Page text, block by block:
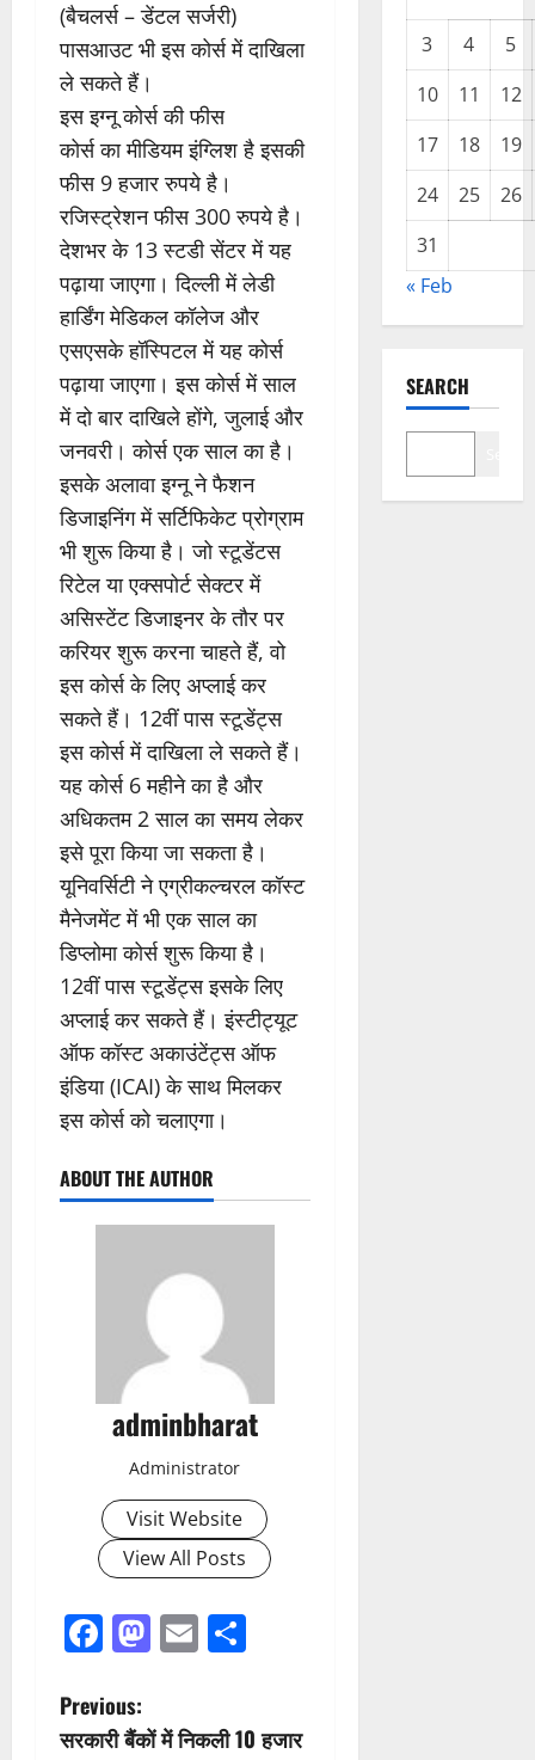
(बैचलर्स – डेंटल सर्जरी)
पासआउट भी इस कोर्स में दाखिला
ले सकते हैं।
इस इग्नू कोर्स की फीस
कोर्स का मीडियम इंग्लिश है इसकी
फीस 9 हजार रुपये है।
रजिस्ट्रेशन फीस 300 रुपये है।
देशभर के 13 स्टडी सेंटर में यह
पढ़ाया जाएगा। दिल्ली में लेडी
हार्डिंग मेडिकल कॉलेज और
एसएसके हॉस्पिटल में यह कोर्स
पढ़ाया जाएगा। इस कोर्स में साल
में दो बार दाखिले होंगे, जुलाई और
जनवरी। कोर्स एक साल का है।
इसके अलावा इग्नू ने फैशन
डिजाइनिंग में सर्टिफिकेट प्रोग्राम
भी शुरू किया है। जो स्टूडेंटस
रिटेल या एक्सपोर्ट सेक्टर में
असिस्टेंट डिजाइनर के तौर पर
करियर शुरू करना चाहते हैं, वो
इस कोर्स के लिए अप्लाई कर
सकते हैं। 12वीं पास स्टूडेंट्स
इस कोर्स में दाखिला ले सकते हैं।
यह कोर्स 6 महीने का है और
अधिकतम 2 साल का समय लेकर
इसे पूरा किया जा सकता है।
यूनिवर्सिटी ने एग्रीकल्चरल कॉस्ट
मैनेजमेंट में भी एक साल का
डिप्लोमा कोर्स शुरू किया है।
12वीं पास स्टूडेंट्स इसके लिए
अप्लाई कर सकते हैं। इंस्टीट्यूट
ऑफ कॉस्ट अकाउंटेंट्स ऑफ
इंडिया (ICAI) के साथ मिलकर
इस कोर्स को चलाएगा।
ABOUT THE AUTHOR
adminbharat
Administrator
Visit Website
View All Posts
Facebook
Mastodon
Email
P
Previous:
सरकारी बैंकों में निकली 10 हजार
3 4
5
10
11
12
17
18
19
24
25
26
31
« Feb
SEARCH